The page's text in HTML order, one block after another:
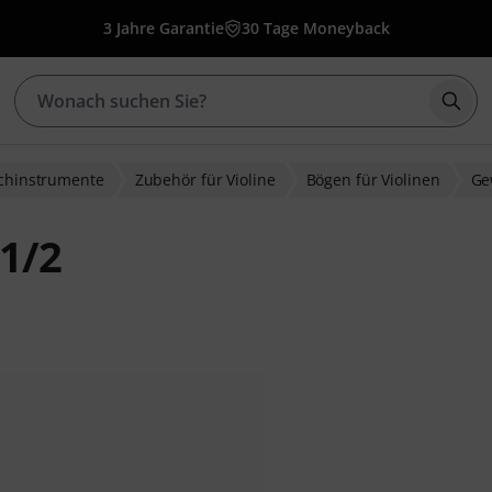
3 Jahre Garantie 30 Tage Moneyback
Zubehör für Violine Bögen für Violinen
2